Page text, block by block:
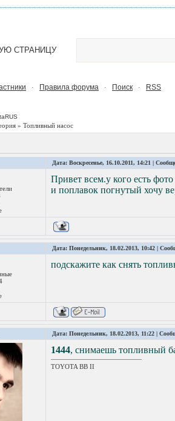
СТРАНИЦУ
· Правила форума · Поиск · RSS
» Топливный насос
Дата: Воскресенье, 16.10.2011, 14:21 |
Привет всем.у кого есть
и поплавок погнутый хочу
Дата: Понедельник, 18.02.2013, 10:42 |
подскажите как снять
Дата: Понедельник, 18.02.2013, 11:22 |
1444, снимаешь топливный
TOYOTA ВВ II